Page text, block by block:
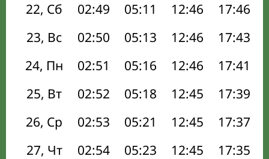
22, Сб
02:49 05:11 12:46 17:46
23, Вс
02:50 05:13 12:46 17:43
24, Пн
02:51 05:16 12:46 17:41
25, Вт
02:52 05:18 12:45 17:39
26, Ср
02:53 05:21 12:45 17:37
27, Чт
02:54 05:23 12:45 17:35